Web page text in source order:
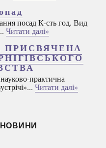
посад К-сть год. Вид
Читати далі»
ПРИСВЯЧЕНА
практична
Читати далі»